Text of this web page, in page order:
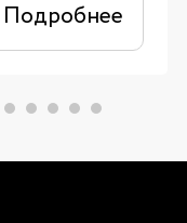
Подробнее